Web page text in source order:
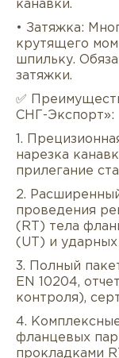
канавки.
• Затяжка:
крутящего
шпильку.
затяжки.
✅
СНГ-Экспорт»:
1.
нарезка
прилегание
2.
проведения
(RT) тела
(UT) и
3. Полный
EN 10204,
контроля),
4.
фланцевых
прокладками